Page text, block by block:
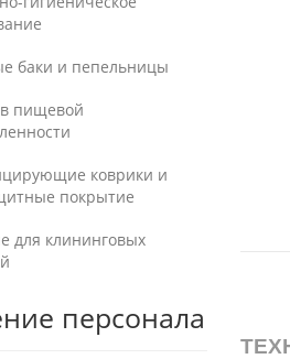
баки и пепельницы
пищевой
коврики и
покрытие
для клининговых
персонала